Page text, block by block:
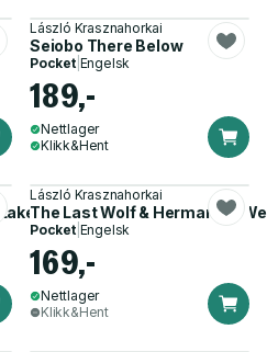
László Krasznahorkai
Seiobo There Below
Pocket| Engelsk
189,-
Nettlager
Klikk&Hent
to The South, Paths to the
László Krasznahorkai
The Last Wolf & Herman
Pocket| Engelsk
169,-
Nettlager
Klikk&Hent